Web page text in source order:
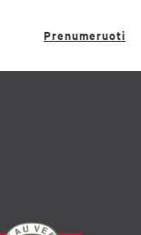
Prenumeruoti